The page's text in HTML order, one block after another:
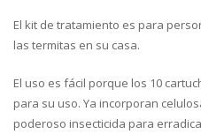
El kit de tratamiento es para
las termitas en su casa.
El uso es fácil porque los 10
para su uso. Ya incorporan
poderoso insecticida para